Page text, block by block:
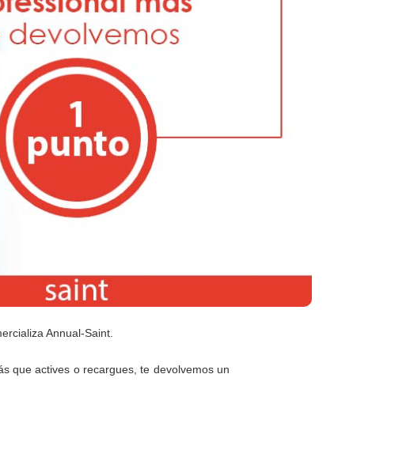
Annual-Saint.
que actives o recargues, te devolvemos un